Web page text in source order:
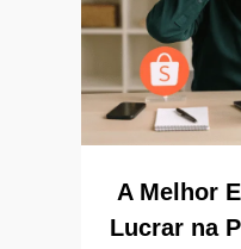
A Melhor
Lucrar na